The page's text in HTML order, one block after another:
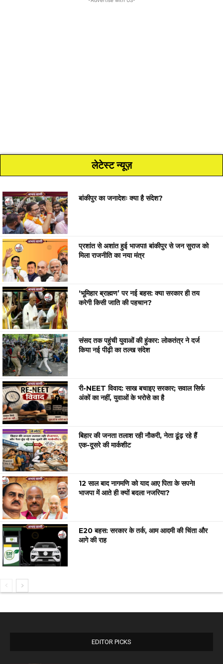
लेटेस्ट न्यूज़
बांकीपुर का जनादेशः क्या है संदेश?
प्रशांत से अशांत हुई भाजपा! बांकीपुर से जन सुराज को
मिला राजनीति का नया मंत्र
‘भूमिहार ब्राह्मण’ पर नई बहस: क्या सरकार ही तय
करेगी किसी जाति की पहचान?
संसद तक पहुंची युवाओं की हुंकार: लोकतंत्र ने दर्ज
किया नई पीढ़ी का तल्ख संदेश
री-NEET विवाद: साख बचाइए सरकार; सवाल सिर्फ
अंकों का नहीं, युवाओं के भरोसे का है
बिहार की जनता तलाश रही नौकरी, नेता ढूंढ़ रहे हैं
एक-दूसरे की मार्कशीट
12 साल बाद नागमणि को याद आए पिता के सपने!
भाजपा में आते ही क्यों बदला नजरिया?
E20 बहस: सरकार के तर्क, आम आदमी की चिंता और
आगे की राह
EDITOR PICKS